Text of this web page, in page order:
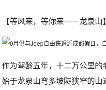
【等风来，等你来——龙泉山】
作为驾龄五年，十二万公里
始于龙泉山弯多坡陡狭窄的